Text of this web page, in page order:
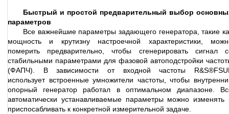
Быстрый и простой предварительный выбор
параметров
Все важнейшие параметры задающего генератора, такие
мощность и крутизну настроечной характеристики,
померить предварительно, чтобы сгенерировать сигнал
стабильными параметрами для фазовой автоподстройки
(ФАПЧ). В зависимости от входной частоты
использует встроенные умножители частоты, чтобы
опорный генератор работал в оптимальном диапазоне.
автоматически устанавливаемые параметры можно изменять
приспосабливать к конкретной измерительной задаче.